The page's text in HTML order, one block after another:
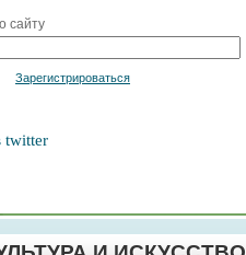
сайту
Зарегистрироваться
twitter